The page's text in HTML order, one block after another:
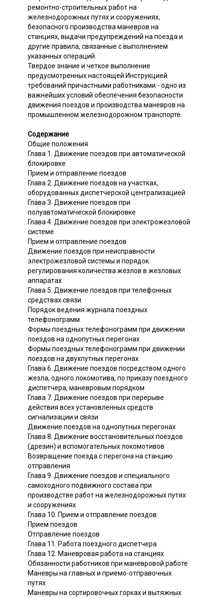
ремонтно-строительных работ на
железнодорожных путях и сооружениях,
безопасного производства маневров на
станциях, выдачи предупреждений на поезда и
другие правила, связанные с выполнением
указанных операций.
Твердое знание и четкое выполнение
предусмотренных настоящей Инструкцией
требований причастными работниками - одно из
важнейших условий обеспечения безопасности
движения поездов и производства маневров на
промышленном железнодорожном транспорте.
Содержание
Общие положения
Глава 1. Движение поездов при автоматической
блокировке
Прием и отправление поездов
Глава 2. Движение поездов на участках,
оборудованных диспетчерской централизацией
Глава 3. Движение поездов при
полуавтоматической блокировке
Глава 4. Движение поездов при электрожезловой
системе
Прием и отправление поездов
Движение поездов при неисправности
электрожезловой системы и порядок
регулирования количества жезлов в жезловых
аппаратах
Глава 5. Движение поездов при телефонных
средствах связи
Порядок ведения журнала поездных
телефонограмм
Формы поездных телефонограмм при движении
поездов на однопутных перегонах
Формы поездных телефонограмм при движении
поездов на двухпутных перегонах
Глава 6. Движение поездов посредством одного
жезла, одного локомотива, по приказу поездного
диспетчера, маневровым порядком
Глава 7. Движение поездов при перерыве
действия всех установленных средств
сигнализации и связи
Движение поездов на однопутных перегонах
Глава 8. Движение восстановительных поездов
(дрезин) и вспомогательных локомотивов
Возвращение поезда с перегона на станцию
отправления
Глава 9. Движение поездов и специального
самоходного подвижного состава при
производстве работ на железнодорожных путях
и сооружениях
Глава 10. Прием и отправление поездов
Прием поездов
Отправление поездов
Глава 11. Работа поездного диспетчера
Глава 12. Маневровая работа на станциях
Обязанности работников при маневровой работе
Маневры на главных и приемо-отправочных
путях
Маневры на сортировочных горках и вытяжных